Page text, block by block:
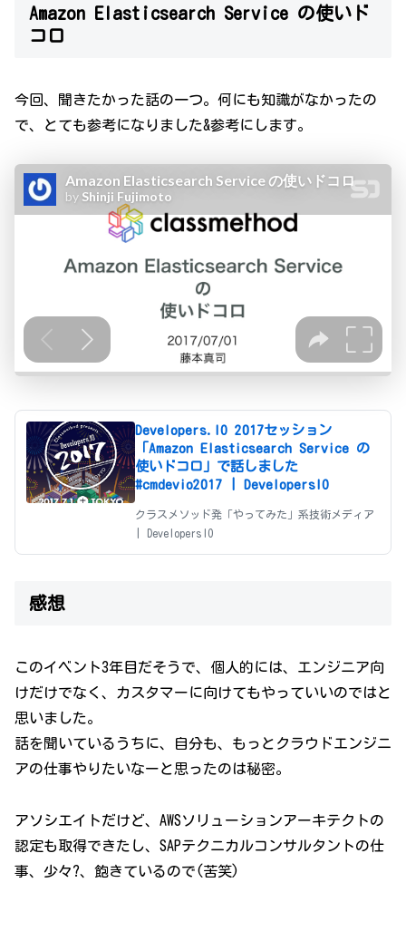
Amazon Elasticsearch Service の使いド
コロ
今回、聞きたかった話の一つ。何にも知識がなかったの
で、とても参考になりました&参考にします。
Developers.IO 2017セッション
「Amazon Elasticsearch Service の
使いドコロ」で話しました
#cmdevio2017 | DevelopersIO
クラスメソッド発「やってみた」系技術メディア
| DevelopersIO
感想
このイベント3年目だそうで、個人的には、エンジニア向
けだけでなく、カスタマーに向けてもやっていいのではと
思いました。
話を聞いているうちに、自分も、もっとクラウドエンジニ
アの仕事やりたいなーと思ったのは秘密。
アソシエイトだけど、AWSソリューションアーキテクトの
認定も取得できたし、SAPテクニカルコンサルタントの仕
事、少々?、飽きているので(苦笑)